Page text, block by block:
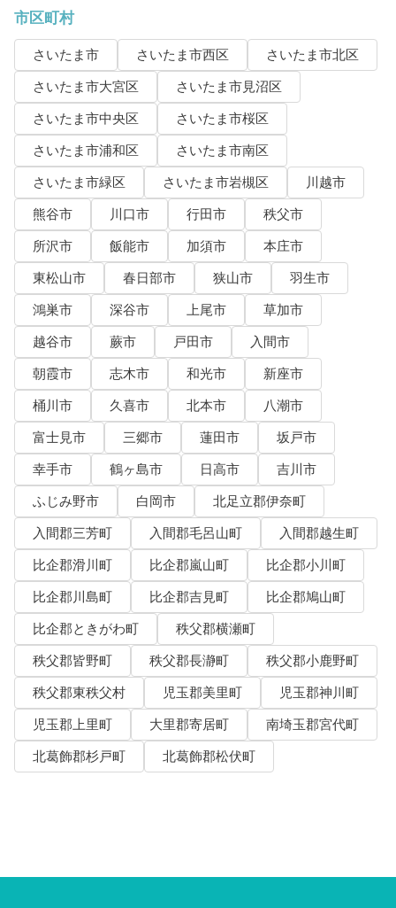
市区町村
さいたま市 さいたま市西区
さいたま市北区
さいたま市大宮区
さいたま市見沼区
さいたま市中央区
さいたま市桜区
さいたま市浦和区
さいたま市南区
さいたま市緑区
さいたま市岩槻区
川越市
熊谷市
川口市 行田市
秩父市
所沢市
飯能市 加須市
本庄市
東松山市
春日部市 狭山市
羽生市
鴻巣市
深谷市 上尾市
草加市
越谷市
蕨市 戸田市
入間市
朝霞市
志木市 和光市
新座市
桶川市
久喜市 北本市
八潮市
富士見市
三郷市 蓮田市
坂戸市
幸手市
鶴ヶ島市 日高市
吉川市
ふじみ野市
白岡市
北足立郡伊奈町
入間郡三芳町
入間郡毛呂山町
入間郡越生町
比企郡滑川町
比企郡嵐山町
比企郡小川町
比企郡川島町
比企郡吉見町
比企郡鳩山町
比企郡ときがわ町
秩父郡横瀬町
秩父郡皆野町
秩父郡長瀞町
秩父郡小鹿野町
秩父郡東秩父村
児玉郡美里町
児玉郡神川町
児玉郡上里町
大里郡寄居町
南埼玉郡宮代町
北葛飾郡杉戸町
北葛飾郡松伏町